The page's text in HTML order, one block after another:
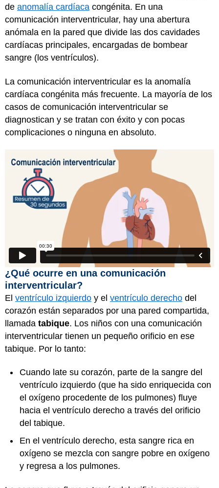
de anomalía cardíaca congénita. En una
comunicación interventricular, hay una abertura
anómala en la pared que divide las dos cavidades
cardíacas principales, encargadas de bombear
sangre (los ventrículos).
La comunicación interventricular es la anomalía
cardíaca congénita más frecuente. La mayoría de los
casos de comunicación interventricular se
diagnostican y se tratan con éxito y con pocas
complicaciones o ninguna en absoluto.
¿Qué ocurre en una comunicación
interventricular?
El ventrículo izquierdo y el ventrículo derecho del
corazón están separados por una pared compartida,
llamada tabique. Los niños con una comunicación
interventricular tienen un pequeño orificio en ese
tabique. Por lo tanto:
Cuando late su corazón, parte de la sangre del
ventrículo izquierdo (que ha sido enriquecida con
el oxígeno procedente de los pulmones) fluye
hacia el ventrículo derecho a través del orificio
del tabique.
En el ventrículo derecho, esta sangre rica en
oxígeno se mezcla con sangre pobre en oxígeno
y regresa a los pulmones.